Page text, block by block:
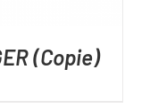
(Copie)